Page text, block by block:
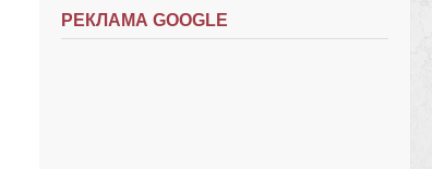
РЕКЛАМА GOOGLE